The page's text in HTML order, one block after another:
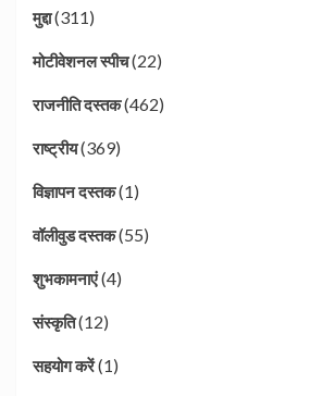
मुद्दा(311)
मोटीवेशनल स्पीच(22)
राजनीति दस्तक(462)
राष्ट्रीय(369)
विज्ञापन दस्तक(1)
वॉलीवुड दस्तक(55)
शुभकामनाएं(4)
संस्कृति(12)
सहयोग करें(1)